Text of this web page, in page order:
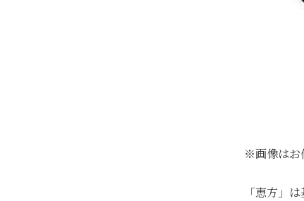
※画像はお
「恵方」